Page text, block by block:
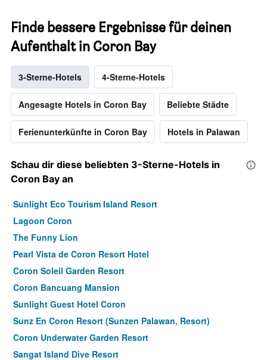
Finde bessere Ergebnisse für deinen
Aufenthalt in Coron Bay
3-Sterne-Hotels 4-Sterne-Hotels
Angesagte Hotels in Coron Bay Beliebte Städte
Ferienunterkünfte in Coron Bay Hotels in Palawan
Schau dir diese beliebten 3-Sterne-Hotels in
Coron Bay an
Sunlight Eco Tourism Island Resort
Lagoon Coron
The Funny Lion
Pearl Vista de Coron Resort Hotel
Coron Soleil Garden Resort
Coron Bancuang Mansion
Sunlight Guest Hotel Coron
Sunz En Coron Resort (Sunzen Palawan, Resort)
Coron Underwater Garden Resort
Sangat Island Dive Resort